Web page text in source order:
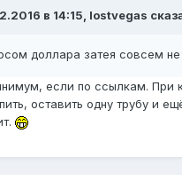
в 14:15, lostvegas
доллара затея совсем
если по ссылкам. При
оставить одну трубу и